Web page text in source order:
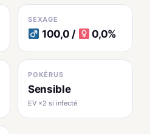
SEXAGE
100,0 / 0,0%
POKÉRUS
Sensible
EV ×2 si infecté